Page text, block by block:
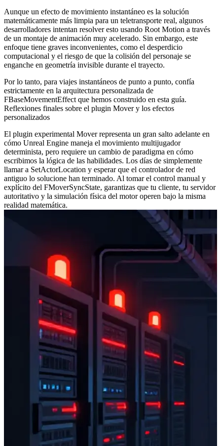
Aunque un efecto de movimiento instantáneo es la solución
matemáticamente más limpia para un teletransporte real, algunos
desarrolladores intentan resolver esto usando Root Motion a través
de un montaje de animación muy acelerado. Sin embargo, este
enfoque tiene graves inconvenientes, como el desperdicio
computacional y el riesgo de que la colisión del personaje se
enganche en geometría invisible durante el trayecto.
Por lo tanto, para viajes instantáneos de punto a punto, confía
estrictamente en la arquitectura personalizada de
FBaseMovementEffectque hemos construido en esta guía.
Reflexiones finales sobre el plugin Mover y los efectos
personalizados
El plugin experimental Mover representa un gran salto adelante en
cómo Unreal Engine maneja el movimiento multijugador
determinista, pero requiere un cambio de paradigma en cómo
escribimos la lógica de las habilidades. Los días de simplemente
llamar a SetActorLocation y esperar que el controlador de red
antiguo lo solucione han terminado. Al tomar el control manual y
explícito del FMoverSyncState, garantizas que tu cliente, tu servidor
autoritativo y la simulación física del motor operen bajo la misma
realidad matemática.